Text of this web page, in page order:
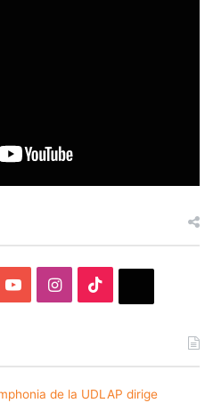
YouTubeInstagram
de la UDLAP dirige